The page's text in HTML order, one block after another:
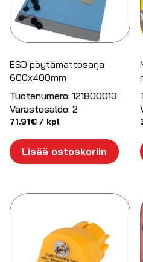
ESD pöytämattosarja
600x400mm
Tuotenumero: 121800013
Varastosaldo: 2
71.91€ / kpl
Lisää ostoskoriin